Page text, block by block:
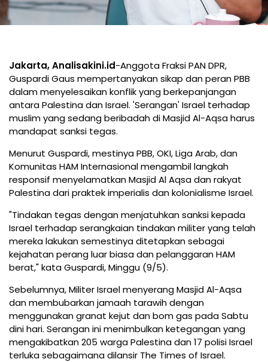
Jakarta, Analisakini.id-Anggota Fraksi PAN DPR,
Guspardi Gaus mempertanyakan sikap dan peran PBB
dalam menyelesaikan konflik yang berkepanjangan
antara Palestina dan Israel. 'Serangan' Israel terhadap
muslim yang sedang beribadah di Masjid Al-Aqsa harus
mandapat sanksi tegas.
Menurut Guspardi, mestinya PBB, OKI, Liga Arab, dan
Komunitas HAM Internasional mengambil langkah
responsif menyelamatkan Masjid Al Aqsa dan rakyat
Palestina dari praktek imperialis dan kolonialisme Israel.
"Tindakan tegas dengan menjatuhkan sanksi kepada
Israel terhadap serangkaian tindakan militer yang telah
mereka lakukan semestinya ditetapkan sebagai
kejahatan perang luar biasa dan pelanggaran HAM
berat," kata Guspardi, Minggu (9/5).
Sebelumnya, Militer Israel menyerang Masjid Al-Aqsa
dan membubarkan jamaah tarawih dengan
menggunakan granat kejut dan bom gas pada Sabtu
dini hari. Serangan ini menimbulkan ketegangan yang
mengakibatkan 205 warga Palestina dan 17 polisi Israel
terluka sebagaimana dilansir The Times of Israel.